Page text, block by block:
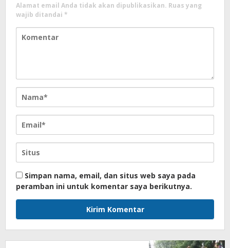
Alamat email Anda tidak akan dipublikasikan. Ruas yang
wajib ditandai *
Simpan nama, email, dan situs web saya pada
peramban ini untuk komentar saya berikutnya.